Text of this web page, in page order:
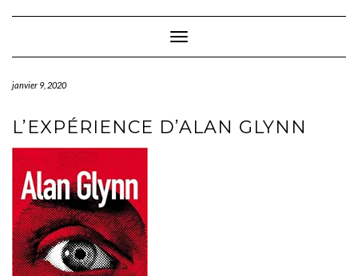
Toggle Navigation
janvier 9, 2020
L’EXPÉRIENCE D’ALAN GLYNN